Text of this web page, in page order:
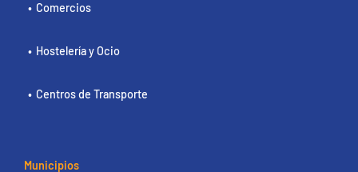
Comercios
Hostelería y Ocio
Centros de Transporte
Municipios